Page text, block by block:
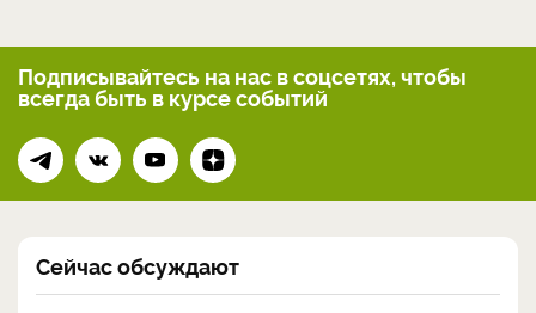
Подписывайтесь на нас в соцсетях, чтобы
всегдабыть в курсе событий
Сейчас обсуждают